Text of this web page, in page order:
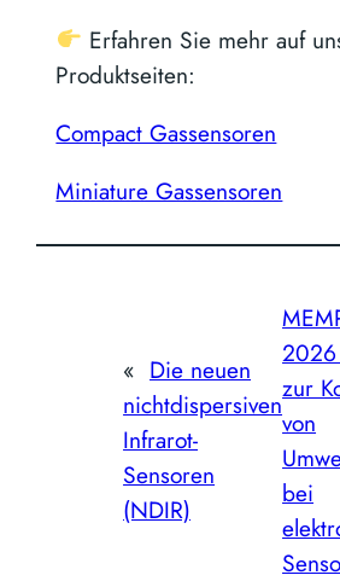
Erfahren Sie mehr auf
Produktseiten:
Compact Gassensoren
Miniature Gassensoren
« Die neuen
nichtdispersiven
Infrarot-
Sensoren
(NDIR)
2026
zur
von
bei